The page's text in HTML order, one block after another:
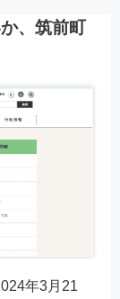
、筑前町
年3月21